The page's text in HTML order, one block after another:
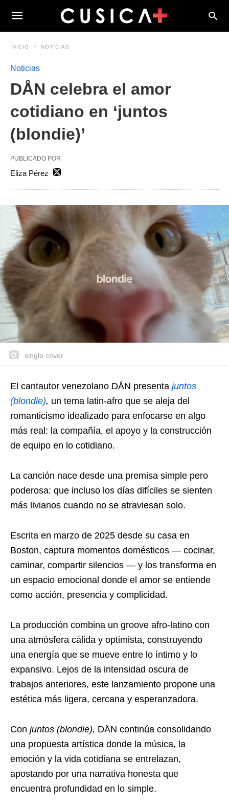
INICIO NOTICIAS
Noticias
DÅN celebra el amor
cotidiano en ‘juntos
(blondie)’
PUBLICADO POR
Eliza Pérez
single cover
El cantautor venezolano DÅN presenta juntos
(blondie), un tema latin-afro que se aleja del
romanticismo idealizado para enfocarse en algo
más real: la compañía, el apoyo y la construcción
de equipo en lo cotidiano.
La canción nace desde una premisa simple pero
poderosa: que incluso los días difíciles se sienten
más livianos cuando no se atraviesan solo.
Escrita en marzo de 2025 desde su casa en
Boston, captura momentos domésticos — cocinar,
caminar, compartir silencios — y los transforma en
un espacio emocional donde el amor se entiende
como acción, presencia y complicidad.
La producción combina un groove afro-latino con
una atmósfera cálida y optimista, construyendo
una energía que se mueve entre lo íntimo y lo
expansivo. Lejos de la intensidad oscura de
trabajos anteriores, este lanzamiento propone una
estética más ligera, cercana y esperanzadora.
Con juntos (blondie), DÅN continúa consolidando
una propuesta artística donde la música, la
emoción y la vida cotidiana se entrelazan,
apostando por una narrativa honesta que
encuentra profundidad en lo simple.